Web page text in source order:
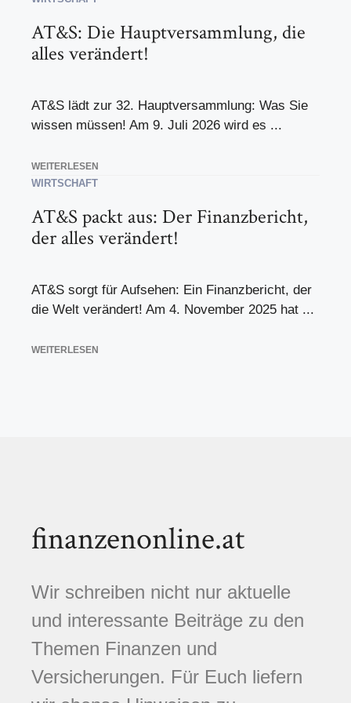
AT&S: Die Hauptversammlung, die
alles verändert!
AT&S lädt zur 32. Hauptversammlung: Was Sie
wissen müssen! Am 9. Juli 2026 wird es ...
WEITERLESEN
WIRTSCHAFT
AT&S packt aus: Der Finanzbericht,
der alles verändert!
AT&S sorgt für Aufsehen: Ein Finanzbericht, der
die Welt verändert! Am 4. November 2025 hat ...
WEITERLESEN
finanzenonline.at
Wir schreiben nicht nur aktuelle
und interessante Beiträge zu den
Themen Finanzen und
Versicherungen. Für Euch liefern